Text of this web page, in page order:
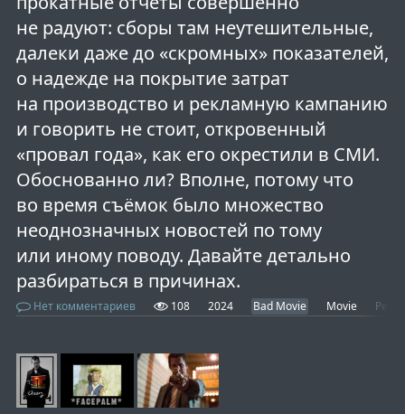
не радуют: сборы там неутешительные,
далеки даже до «скромных» показателей,
о надежде на покрытие затрат
на производство и рекламную кампанию
и говорить не стоит, откровенный
«провал года», как его окрестили в СМИ.
Обоснованно ли? Вполне, потому что
во время съёмок было множество
неоднозначных новостей по тому
или иному поводу. Давайте детально
разбираться в причинах.
Нет комментариев 108 2024 Bad Movie Movie